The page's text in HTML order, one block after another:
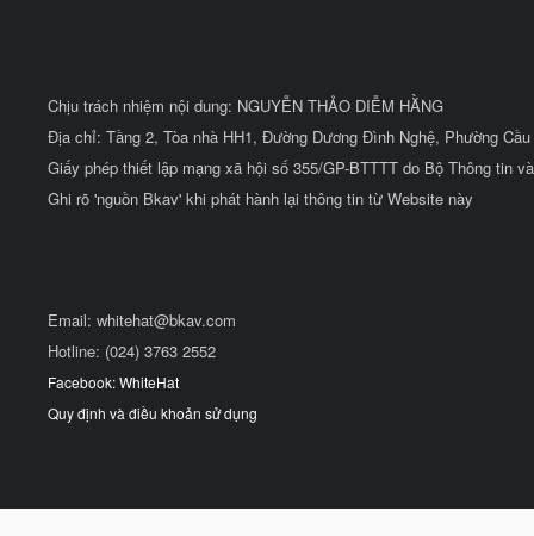
Chịu trách nhiệm nội dung: NGUYỄN THẢO DIỄM HẰNG
Địa chỉ: Tầng 2, Tòa nhà HH1, Đường Dương Đình Nghệ, Phường
Giấy phép thiết lập mạng xã hội số 355/GP-BTTTT do Bộ Thông tin
Ghi rõ 'nguồn Bkav' khi phát hành lại thông tin từ Website này
Email: whitehat@bkav.com
Hotline: (024) 3763 2552
Facebook: WhiteHat
Quy định và điều khoản sử dụng